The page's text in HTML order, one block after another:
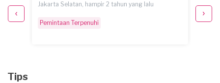
Jakarta Selatan, hampir 2 tahun yang lalu
Pemintaan Terpenuhi
Paser,
Tips